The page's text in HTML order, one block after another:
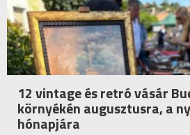
12 vintage és retró vásár
környékén augusztusra, a
hónapjára